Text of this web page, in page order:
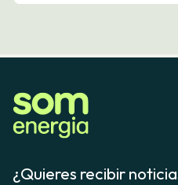
¿Quieres recibir